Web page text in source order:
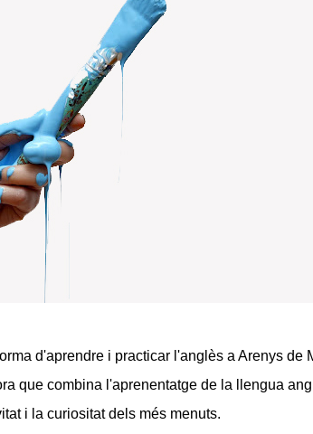
d'aprendre i practicar l'anglès a Arenys de
que combina l'aprenentatge de la llengua
i la curiositat dels més menuts.